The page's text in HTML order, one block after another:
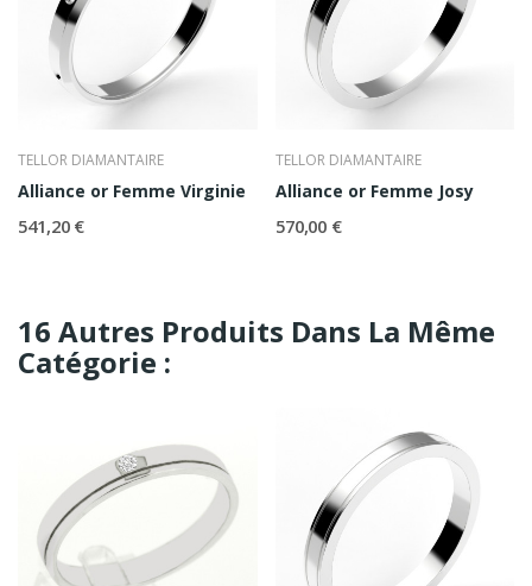
TELLOR DIAMANTAIRE
Alliance or Femme Virginie
541,20 €
TELLOR DIAMANTAIRE
Alliance or Femme Josy
570,00 €
16 Autres Produits Dans La Même
Catégorie :